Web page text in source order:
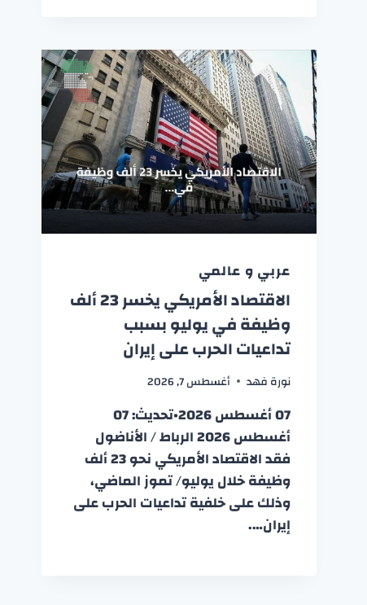
عربي و عالمي
الاقتصاد الأمريكي يخسر 23 ألف
وظيفة في يوليو بسبب
تداعيات الحرب على إيران
نورة فهد أغسطس 7, 2026
07 أغسطس 2026•تحديث: 07
أغسطس 2026 الرباط / الأناضول
فقد الاقتصاد الأمريكي نحو 23 ألف
وظيفة خلال يوليو/ تموز الماضي،
وذلك على خلفية تداعيات الحرب على
إيران….